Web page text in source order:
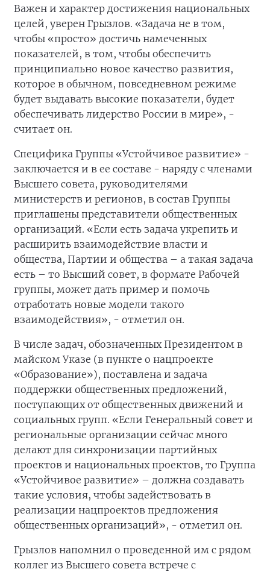
Важен и характер достижения национальных
целей, уверен Грызлов. «Задача не в том,
чтобы «просто» достичь намеченных
показателей, в том, чтобы обеспечить
принципиально новое качество развития,
которое в обычном, повседневном режиме
будет выдавать высокие показатели, будет
обеспечивать лидерство России в мире», -
считает он.
Специфика Группы «Устойчивое развитие» -
заключается и в ее составе - наряду с членами
Высшего совета, руководителями
министерств и регионов, в состав Группы
приглашены представители общественных
организаций. «Если есть задача укрепить и
расширить взаимодействие власти и
общества, Партии и общества – а такая задача
есть – то Высший совет, в формате Рабочей
группы, может дать пример и помочь
отработать новые модели такого
взаимодействия», - отметил он.
В числе задач, обозначенных Президентом в
майском Указе (в пункте о нацпроекте
«Образование»), поставлена и задача
поддержки общественных предложений,
поступающих от общественных движений и
социальных групп. «Если Генеральный совет и
региональные организации сейчас много
делают для синхронизации партийных
проектов и национальных проектов, то Группа
«Устойчивое развитие» – должна создавать
такие условия, чтобы задействовать в
реализации нацпроектов предложения
общественных организаций», - отметил он.
Грызлов напомнил о проведенной им с рядом
коллег из Высшего совета встрече с